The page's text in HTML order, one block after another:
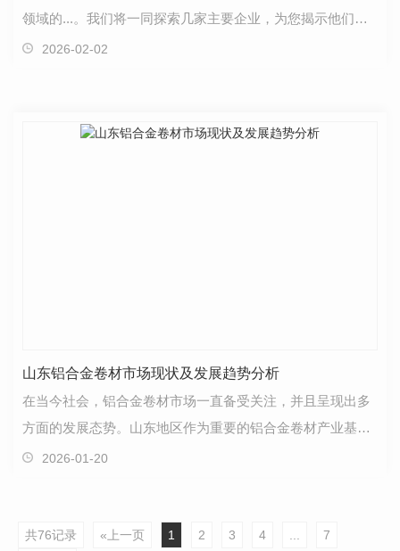
领域的...。我们将一同探索几家主要企业，为您揭示他们的
特点与优势。首先，A公司以其广泛的产品线和出色的…
2026-02-02
山东铝合金卷材市场现状及发展趋势分析
在当今社会，铝合金卷材市场一直备受关注，并且呈现出多
方面的发展态势。山东地区作为重要的铝合金卷材产业基地
之一，在市场中扮演着重要的角色。首先，就目前市场…
2026-01-20
共76记录 «上一页 1 2 3 4 7